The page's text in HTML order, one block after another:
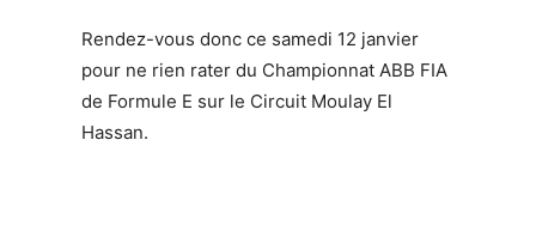
Rendez-vous donc ce samedi 12 janvier
pour ne rien rater du Championnat ABB FIA
de Formule E sur le Circuit Moulay El
Hassan.